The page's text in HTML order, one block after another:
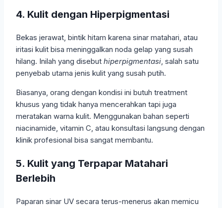
4. Kulit dengan Hiperpigmentasi
Bekas jerawat, bintik hitam karena sinar matahari, atau
iritasi kulit bisa meninggalkan noda gelap yang susah
hilang. Inilah yang disebut hiperpigmentasi, salah satu
penyebab utama jenis kulit yang susah putih.
Biasanya, orang dengan kondisi ini butuh treatment
khusus yang tidak hanya mencerahkan tapi juga
meratakan warna kulit. Menggunakan bahan seperti
niacinamide, vitamin C, atau konsultasi langsung dengan
klinik profesional bisa sangat membantu.
5. Kulit yang Terpapar Matahari
Berlebih
Paparan sinar UV secara terus-menerus akan memicu